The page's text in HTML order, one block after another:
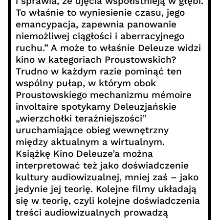
To właśnie to wyniesienie czasu, jego
emancypacja, zapewnia panowanie
niemożliwej ciągłości i aberracyjnego
ruchu.” A może to właśnie Deleuze widzi
kino w kategoriach Proustowskich?
Trudno w każdym razie pominąć ten
wspólny pułap, w którym obok
Proustowskiego mechanizmu mémoire
involtaire spotykamy Deleuzjańskie
„wierzchołki teraźniejszości”
uruchamiające obieg wewnętrzny
między aktualnym a wirtualnym.
Książkę Kino Deleuze’a można
interpretować też jako doświadczenie
kultury audiowizualnej, mniej zaś – jako
jedynie jej teorię. Kolejne filmy układają
się w teorię, czyli kolejne doświadczenia
treści audiowizualnych prowadzą